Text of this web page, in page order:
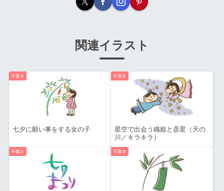
関連イラスト
手書き
七夕に願い事をする女の子
手書き
星空で出会う織姫と彦星（天の
川／キラキラ）
手書き 手書き